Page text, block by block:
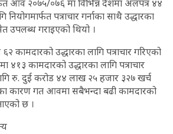
आव २०७५/०७६ मा विभिन्न देशमा अलपत्र ४४
नियोगमार्फत पत्राचार गर्नाका साथै उद्धारका
गराइएको थियो ।
कामदारको उद्धारका लागि पत्राचार गरिएको
कामदारको उद्धारका लागि पत्राचार
रु. दुई करोड ४४ लाख २५ हजार ३२७ खर्च
कारण गत आवमा सबैभन्दा बढी कामदारको
छ ।